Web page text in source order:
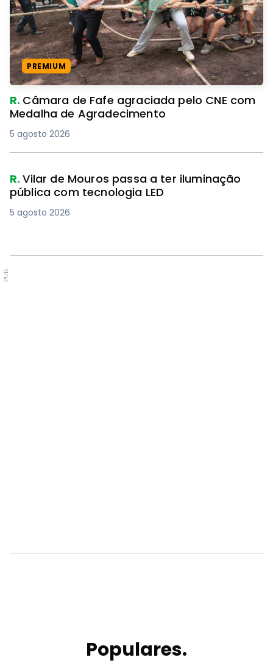
PREMIUM
R. Câmara de Fafe agraciada pelo CNE com
Medalha de Agradecimento
5 agosto 2026
R.Vilar de Mouros passa a ter iluminação
pública com tecnologia LED
5 agosto 2026
PUB.
Populares.